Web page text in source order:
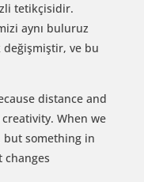
tetikçisidir.
aynı buluruz
değişmiştir, ve bu
distance and
When we
but something in
changes